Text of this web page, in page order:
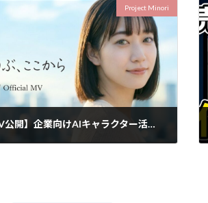
Project Minori
【公式MV公開】企業向けAIキャラクター活用の新提案｜Project MinoriというデジタルIP開発
20日